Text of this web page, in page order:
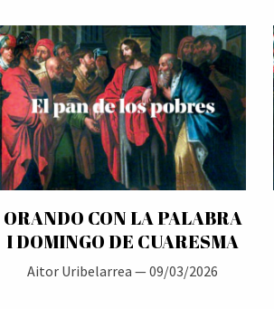
ORANDO CON LA PALABRA
I DOMINGO DE CUARESMA
Aitor Uribelarrea —09/03/2026